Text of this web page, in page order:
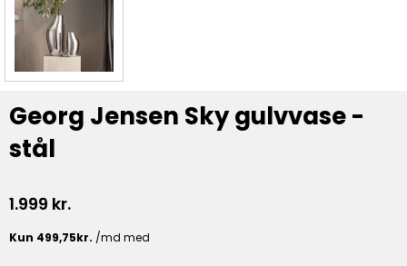
Georg Jensen Sky gulvvase -
stål
1.999 kr.